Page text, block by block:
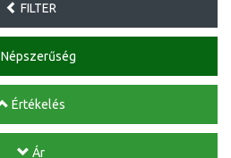
FILTER
Népszerűség
Értékelés
Ár